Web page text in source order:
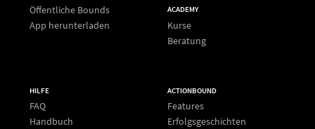
Öffentliche Bounds
App herunterladen
ACADEMY
Kurse
Beratung
HILFE
FAQ
Handbuch
ACTIONBOUND
Features
Erfolgsgeschichten